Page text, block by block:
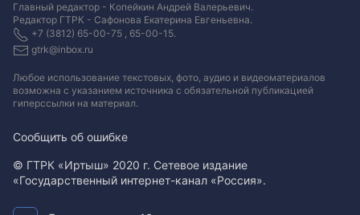
Главный редактор - Копейкин Андрей Валерьевич.
Редактор ГТРК - Сафонова Екатерина Евгеньевна.
+7 (3812) 65-00-75 , 65-00-15.
gtrk@inbox.ru
Любое использование текстовых, фото, аудио и видеоматериалов
возможна с указанием источника с обязательной публикацией
гиперссылки на материал.
Сообщить об ошибке
© ГТРК «Иртыш» 2020 г. Сетевое издание
«Государственный интернет-канал «Россия».